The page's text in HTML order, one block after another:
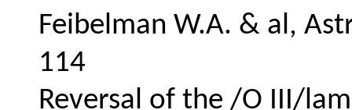
Feibelman W.A. & al,
114
Reversal of the /O III/